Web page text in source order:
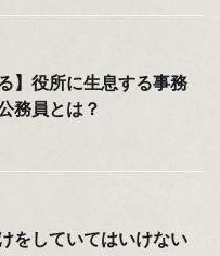
】役所に生息する事務
務員とは？
をしていてはいけない